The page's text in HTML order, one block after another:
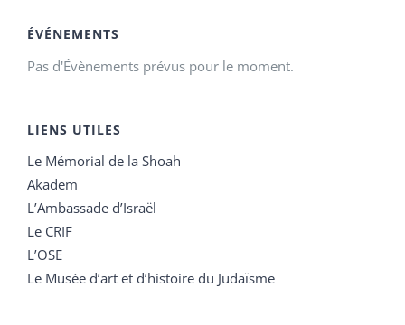
ÉVÉNEMENTS
Pas d'Évènements prévus pour le moment.
LIENS UTILES
Le Mémorial de la Shoah
Akadem
L’Ambassade d’Israël
Le CRIF
L’OSE
Le Musée d’art et d’histoire du Judaïsme